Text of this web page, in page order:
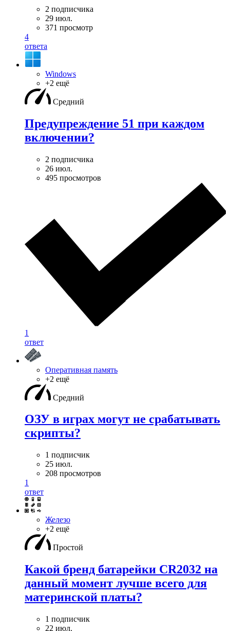
2 подписчика
29 июл.
371 просмотр
4
ответа
Windows
+2 ещё
Средний
Предупреждение 51 при каждом
включении?
2 подписчика
26 июл.
495 просмотров
1
ответ
Оперативная память
+2 ещё
Средний
ОЗУ в играх могут не срабатывать
скрипты?
1 подписчик
25 июл.
208 просмотров
1
ответ
Железо
+2 ещё
Простой
Какой бренд батарейки CR2032 на
данный момент лучше всего для
материнской платы?
1 подписчик
22 июл.